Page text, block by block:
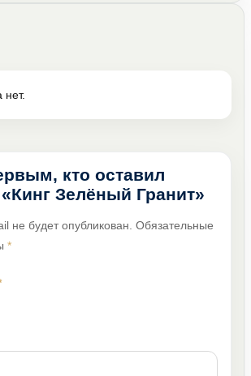
нет.
кто оставил
Зелёный Гранит»
не будет опубликован. Обязательные
*